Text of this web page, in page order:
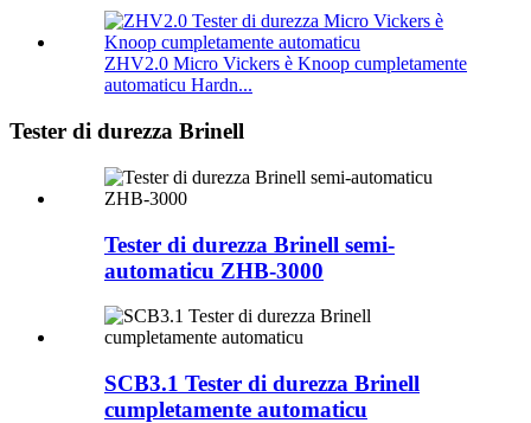
ZHV2.0 Micro Vickers è Knoop cumpletamente
automaticu Hardn...
Tester di durezza Brinell
Tester di durezza Brinell semi-
automaticu ZHB-3000
SCB3.1 Tester di durezza Brinell
cumpletamente automaticu